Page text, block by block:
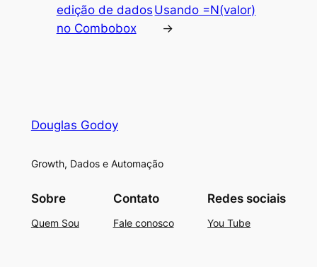
edição de dados
no Combobox
Usando =N(valor)
→
Douglas Godoy
Growth, Dados e Automação
Sobre
Quem Sou
Contato
Fale conosco
Redes sociais
You Tube